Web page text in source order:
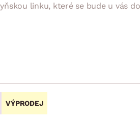
linku, které se bude u vás
VÝPRODEJ